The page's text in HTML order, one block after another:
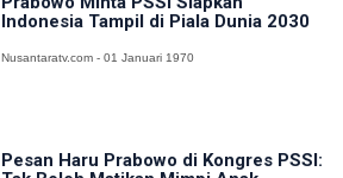
Indonesia Tampil di Piala Dunia 2030
Nusantaratv.com - 01 Januari 1970
Pesan Haru Prabowo di Kongres PSSI: